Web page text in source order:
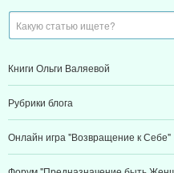
Книги Ольги Валяевой
Рубрики блога
Онлайн игра "Возвращение к Себе"